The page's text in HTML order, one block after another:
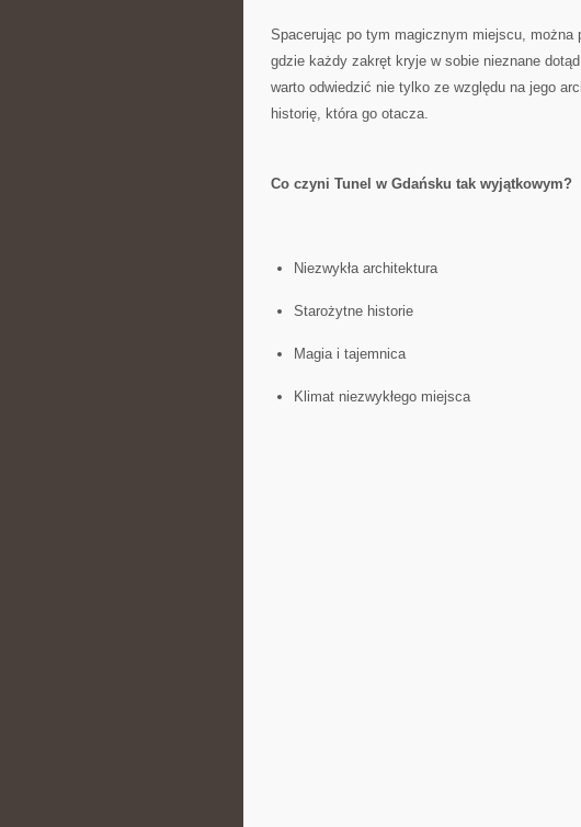
Spacerując po ‌tym magicznym miejscu,
gdzie każdy⁢ zakręt kryje w sobie nieznane
warto odwiedzić nie tylko‌ ze względu na jego⁣
historię, która go otacza.
Co czyni Tunel ⁣w⁣ Gdańsku tak⁤ wyjątkowym?
Niezwykła ​architektura
Starożytne​ historie
Magia i tajemnica
Klimat niezwykłego miejsca